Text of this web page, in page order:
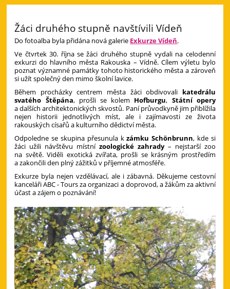
Žáci druhého stupně navštívili Vídeň
Do fotoalba byla přidána nová galerie Exkurze Vídeň.
Ve čtvrtek 30. října se žáci druhého stupně vydali na celodenní
exkurzi do hlavního města Rakouska – Vídně. Cílem výletu bylo
poznat významné památky tohoto historického města a zároveň
si užít společný den mimo školní lavice.
Během procházky centrem města žáci obdivovali katedrálu
svatého Štěpána, prošli se kolem Hofburgu, Státní opery
a dalších architektonických skvostů. Paní průvodkyně jim přiblížila
nejen historii jednotlivých míst, ale i zajímavosti ze života
rakouských císařů a kulturního dědictví města.
Odpoledne se skupina přesunula kzámku Schönbrunn, kde si
žáci užili návštěvu místní zoologické zahrady– nejstarší zoo
na světě. Viděli exotická zvířata, prošli se krásným prostředím
a zakončili den plný zážitků v příjemné atmosféře.
Exkurze byla nejen vzdělávací, ale i zábavná. Děkujeme cestovní
kanceláři ABC - Tours za organizaci a doprovod, a žákům za aktivní
účast a zájem o poznávání!